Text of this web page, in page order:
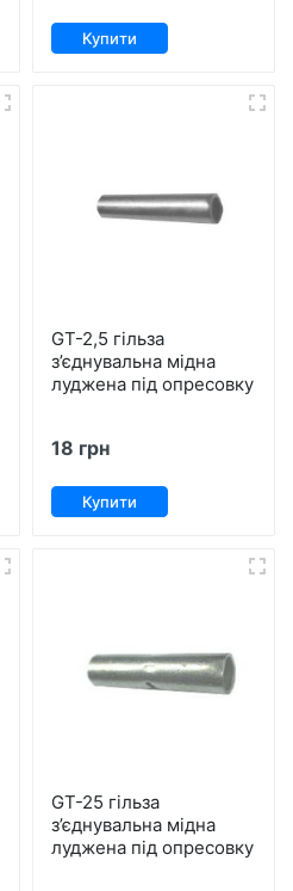
Купити
GT-2,5 гільза
з’єднувальна мідна
луджена під опресовку
18 грн
Купити
GT-25 гільза
з’єднувальна мідна
луджена під опресовку